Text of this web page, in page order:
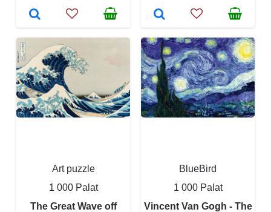
Art puzzle
1 000 Palat
The Great Wave off
BlueBird
1 000 Palat
Vincent Van Gogh - The